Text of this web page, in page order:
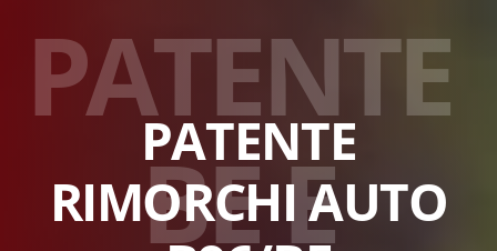
PATENTE
BEE
PATENTE
RIMORCHI AUTO